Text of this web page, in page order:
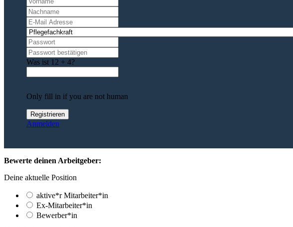
Was ist 12 + 4?
Only fill in if you are not human
Anmelden
Bewerte deinen Arbeitgeber:
Deine aktuelle Position
aktive*r Mitarbeiter*in
Ex-Mitarbeiter*in
Bewerber*in